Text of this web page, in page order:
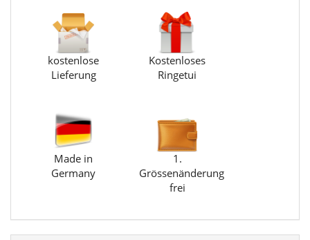
kostenlose
Lieferung
Kostenloses
Ringetui
Made in
Germany
1.
Grössenänderung
frei